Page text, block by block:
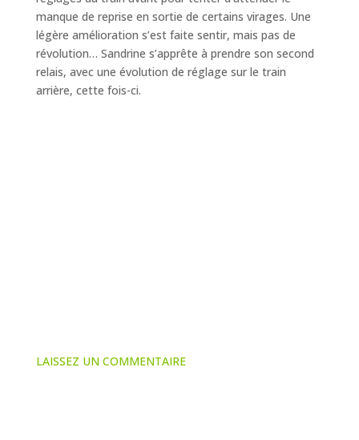
manque de reprise en sortie de certains virages. Une
légère amélioration s’est faite sentir, mais pas de
révolution… Sandrine s’apprête à prendre son second
relais, avec une évolution de réglage sur le train
arrière, cette fois-ci.
LAISSEZ UN COMMENTAIRE